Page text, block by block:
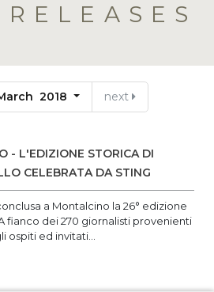
2018 next
- L'EDIZIONE STORICA DI
CELEBRATA DA STING
a Montalcino la 26° edizione
fianco dei 270 giornalisti provenienti
ed invitati...